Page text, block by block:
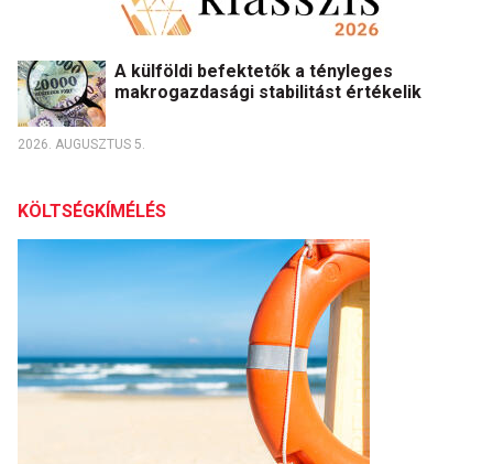
A külföldi befektetők a tényleges
makrogazdasági stabilitást értékelik
2026. AUGUSZTUS 5.
KÖLTSÉGKÍMÉLÉS